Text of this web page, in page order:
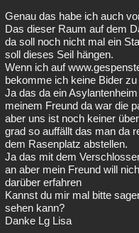
Genau das habe ich auch
Das dieser Raum auf dem
da soll noch nicht mal ein
soll dieses Seil hängen.
Wenn ich auf
bekomme ich keine Bider
Ja das da ein
meinem Freund da war die
aber uns ist noch keiner
grad so auffällt das man da
dem Rasenplatz abstellen.
Ja das mit dem
an aber mein Freund will
darüber erfahren
Kannst du mir mal bitte
sehen kann?
Danke Lg Lisa